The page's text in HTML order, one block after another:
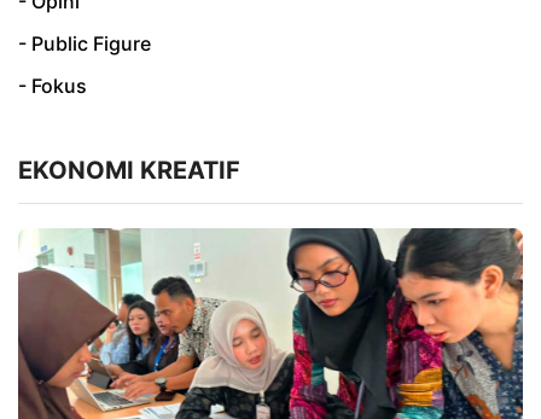
- Public Figure
- Fokus
EKONOMI KREATIF